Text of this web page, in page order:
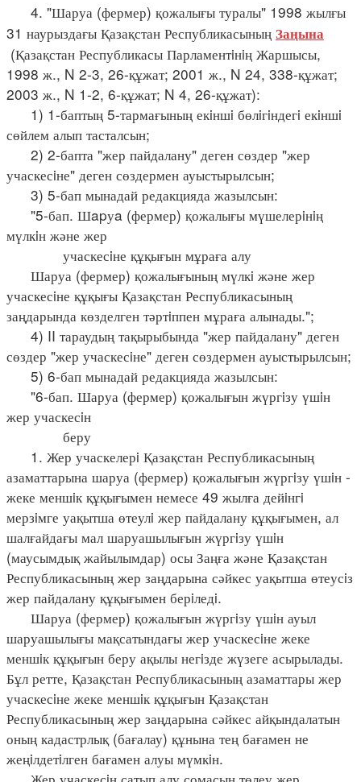
4. "Шаруа (фермер) қожалығы туралы" 1998 жылғы
31 наурыздағы Қазақстан Республикасының Заңына
(Қазақстан Республикасы Парламентiнiң Жаршысы,
1998 ж., N 2-3, 26-құжат; 2001 ж., N 24, 338-құжат;
2003 ж., N 1-2, 6-құжат; N 4, 26-құжат):
1) 1-баптың 5-тармағының екiншi бөлiгiндегi екiншi
сөйлем алып тасталсын;
2) 2-бапта "жер пайдалану" деген сөздер "жер
учаскесiне" деген сөздермен ауыстырылсын;
3) 5-бап мынадай редакцияда жазылсын:
"5-бап. Шapуa (фермер) қожалығы мүшелерiнiң
мүлкiн және жер
учаскесiне құқығын мұраға алу
Шаруа (фермер) қожалығының мүлкi және жер
учаскесiне құқығы Қазақстан Республикасының
заңдарында көзделген тәртiппен мұраға алынады.";
4) II тараудың тақырыбында "жер пайдалану" деген
сөздер "жер учаскесiне" деген сөздермен ауыстырылсын;
5) 6-бап мынадай редакцияда жазылсын:
"6-бап. Шаруа (фермер) қожалығын жүргiзу үшiн
жер учаскесiн
беру
1. Жер учаскелерi Қазақстан Республикасының
азаматтарына шаруа (фермер) қожалығын жүргiзу үшiн -
жеке меншiк құқығымен немесе 49 жылға дейiнгi
мерзiмге уақытша өтеулi жер пайдалану құқығымен, ал
шалғайдағы мал шаруашылығын жүргiзу үшiн
(маусымдық жайылымдар) осы Заңға және Қазақстан
Республикасының жер заңдарына сәйкес уақытша өтеусiз
жер пайдалану құқығымен берiледi.
Шаруа (фермер) қожалығын жүргiзу үшiн ауыл
шаруашылығы мақсатындағы жер учаскесiне жеке
меншiк құқығын беру ақылы негiзде жүзеге асырылады.
Бұл ретте, Қазақстан Республикасының азаматтары жер
учаскесiне жеке меншiк құқығын Қазақстан
Республикасының жер заңдарына сәйкес айқындалатын
оның кадастрлық (бағалау) құнына тең бағамен не
жеңiлдетiлген бағамен алуы мүмкiн.